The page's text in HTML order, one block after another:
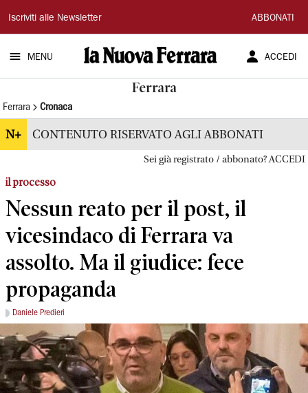
La
Nuova
Ferrara
Iscriviti alle Newsletter ABBONATI
MENU ACCEDI
Ferrara
Ferrara Cronaca
N+ CONTENUTO RISERVATO AGLI ABBONATI
Sei già registrato / abbonato? ACCEDI
il processo
Nessun reato per il post, il
vicesindaco di Ferrara va
assolto. Ma il giudice: fece
propaganda
Daniele Predieri